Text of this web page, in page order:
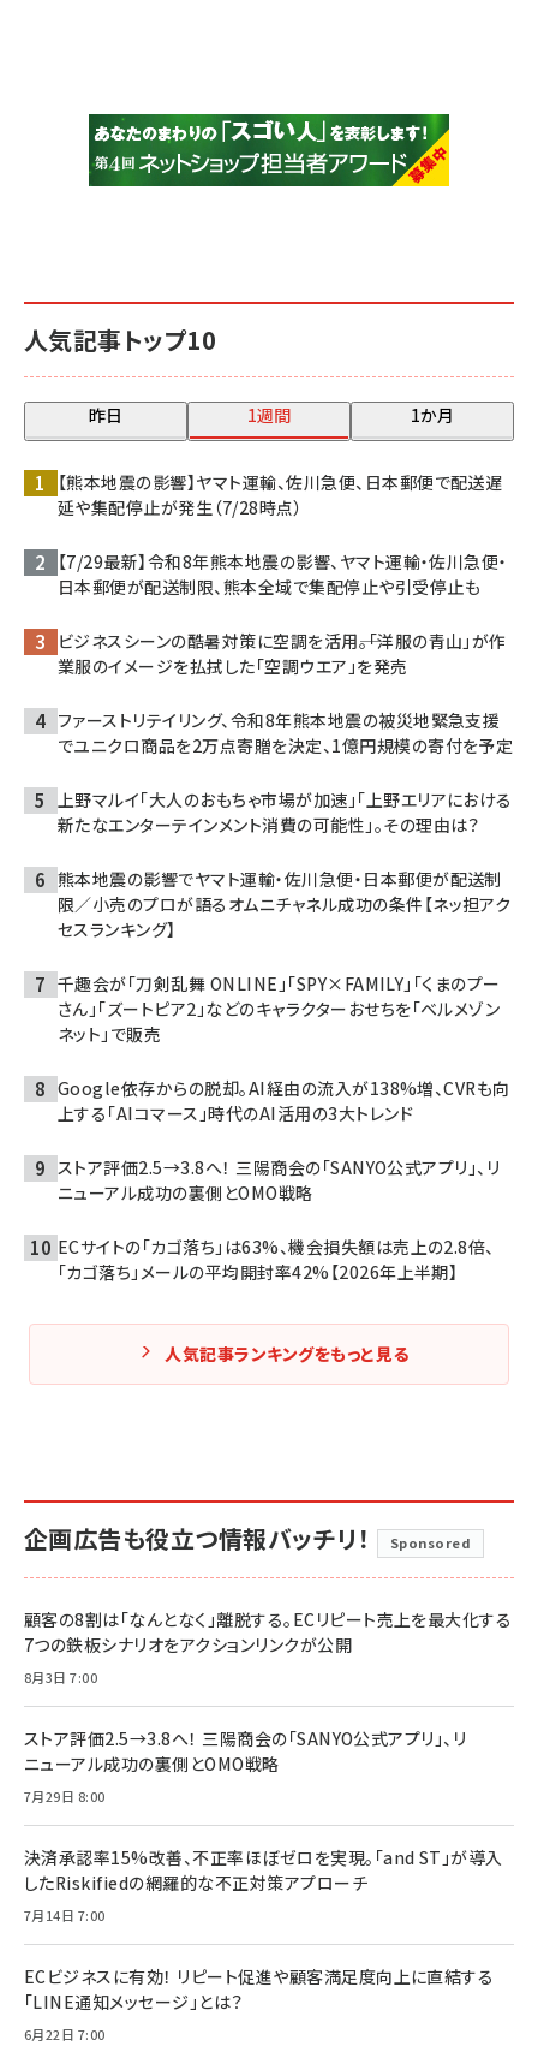
人気記事トップ10
昨日 1週間 1か月
【熊本地震の影響】ヤマト運輸、佐川急便、日本郵便で配送遅
延や集配停止が発生（7/28時点）
【7/29最新】令和8年熊本地震の影響、ヤマト運輸・佐川急便・
日本郵便が配送制限、熊本全域で集配停止や引受停止も
ビジネスシーンの酷暑対策に空調を活用――。「洋服の青山」が作
業服のイメージを払拭した「空調ウエア」を発売
ファーストリテイリング、令和8年熊本地震の被災地緊急支援
でユニクロ商品を2万点寄贈を決定、1億円規模の寄付を予定
上野マルイ「大人のおもちゃ市場が加速」「上野エリアにおける
新たなエンターテインメント消費の可能性」。その理由は？
熊本地震の影響でヤマト運輸・佐川急便・日本郵便が配送制
限／小売のプロが語るオムニチャネル成功の条件【ネッ担アク
セスランキング】
千趣会が「刀剣乱舞 ONLINE」「SPY×FAMILY」「くまのプー
さん」「ズートピア2」などのキャラクターおせちを「ベルメゾン
ネット」で販売
Google依存からの脱却。AI経由の流入が138%増、CVRも向
上する「AIコマース」時代のAI活用の3大トレンド
ストア評価2.5→3.8へ！ 三陽商会の「SANYO公式アプリ」、リ
ニューアル成功の裏側とOMO戦略
ECサイトの「カゴ落ち」は63%、機会損失額は売上の2.8倍、
「カゴ落ち」メールの平均開封率42%【2026年上半期】
人気記事ランキングをもっと見る
企画広告も役立つ情報バッチリ！ Sponsored
顧客の8割は「なんとなく」離脱する。ECリピート売上を最大化する
7つの鉄板シナリオをアクションリンクが公開
8月3日 7:00
ストア評価2.5→3.8へ！ 三陽商会の「SANYO公式アプリ」、リ
ニューアル成功の裏側とOMO戦略
7月29日 8:00
決済承認率15%改善、不正率ほぼゼロを実現。「and ST」が導入
したRiskifiedの網羅的な不正対策アプローチ
7月14日 7:00
ECビジネスに有効！ リピート促進や顧客満足度向上に直結する
「LINE通知メッセージ」とは？
6月22日 7:00